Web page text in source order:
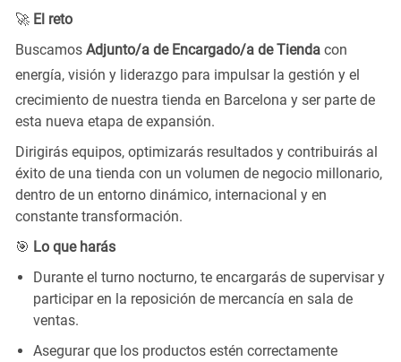
🚀 El reto
BuscamosAdjunto/a de Encargado/a de Tiendacon
energía, visión y liderazgo para impulsar la gestión y el
crecimiento de nuestra tienda en Barcelona y ser parte de
esta nueva etapa de expansión.
Dirigirás equipos, optimizarás resultados y contribuirás al
éxito de una tienda con un volumen de negocio millonario,
dentro de un entorno dinámico, internacional y en
constante transformación.
🎯 Lo que harás
Durante el turno nocturno, te encargarás de supervisar y
participar en la reposición de mercancía en sala de
ventas.
Asegurar que los productos estén correctamente